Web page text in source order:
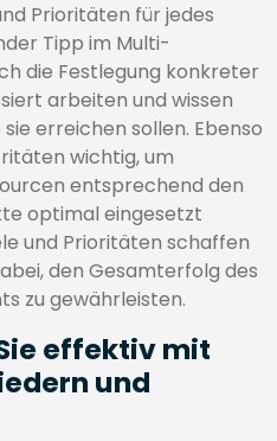
Prioritäten für jedes
Tipp im Multi-
die Festlegung konkreter
arbeiten und wissen
erreichen sollen. Ebenso
wichtig, um
entsprechend den
optimal eingesetzt
und Prioritäten schaffen
den Gesamterfolg des
zu gewährleisten.
effektiv mit
und